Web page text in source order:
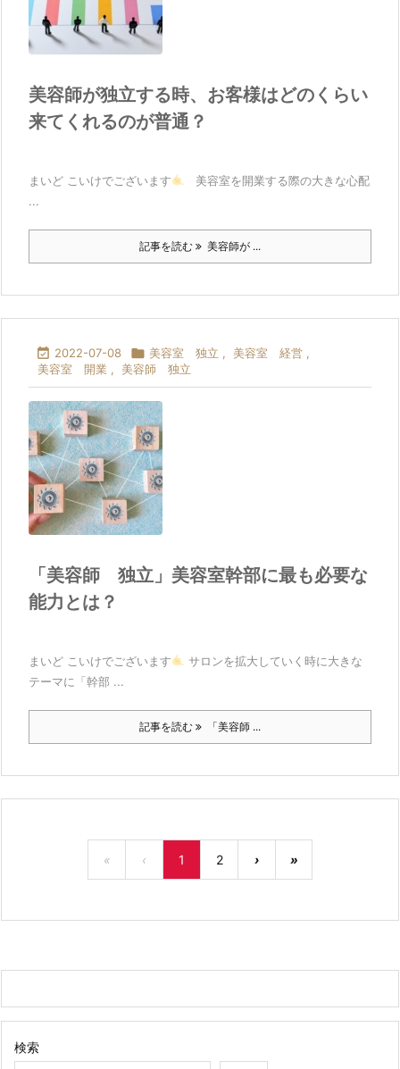
美容師が独立する時、お客様はどのくらい
来てくれるのが普通？
まいど こいけでございます
美容室を開業する際の大きな心配
...
記事を読む 美容師が ...
 2022-07-08  美容室 独立 , 美容室 経営 ,
美容室 開業 , 美容師 独立
「美容師 独立」美容室幹部に最も必要な
能力とは？
まいど こいけでございます
サロンを拡大していく時に大きな
テーマに「幹部 ...
記事を読む 「美容師 ...
« ‹ 1 2 › »
検索